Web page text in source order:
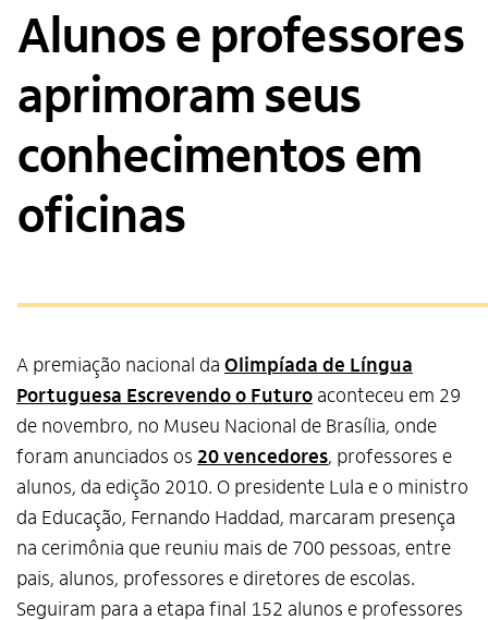
Editais
Contato
Alunos e professores
aprimoram seus
conhecimentos em
oficinas
A premiação nacional da Olimpíada de Língua
Portuguesa Escrevendo o Futuro aconteceu em 29
de novembro, no Museu Nacional de Brasília, onde
foram anunciados os 20 vencedores, professores e
alunos, da edição 2010. O presidente Lula e o ministro
da Educação, Fernando Haddad, marcaram presença
na cerimônia que reuniu mais de 700 pessoas, entre
pais, alunos, professores e diretores de escolas.
Seguiram para a etapa final 152 alunos e professores